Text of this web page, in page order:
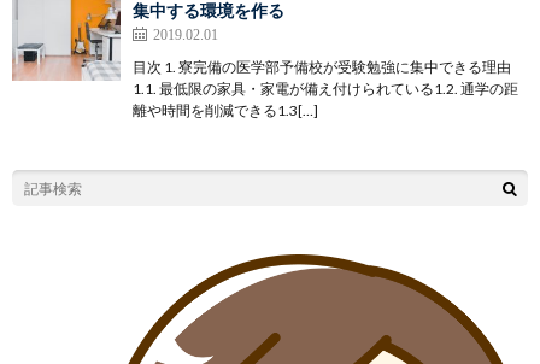
集中する環境を作る
2019.02.01
目次 1. 寮完備の医学部予備校が受験勉強に集中できる理由
1.1. 最低限の家具・家電が備え付けられている1.2. 通学の距
離や時間を削減できる1.3[…]